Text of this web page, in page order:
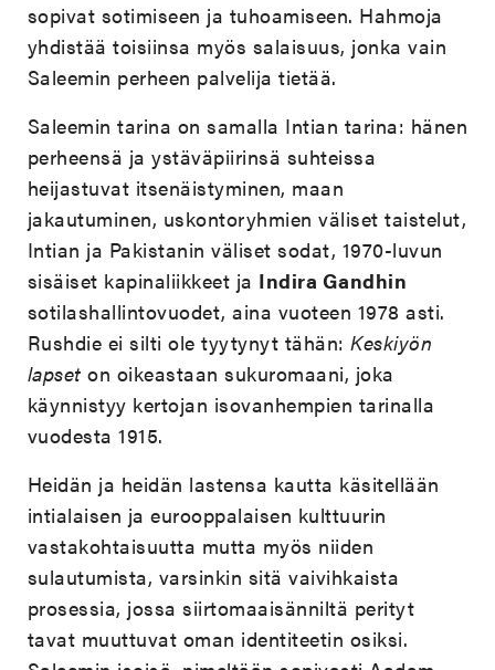
sopivat sotimiseen ja tuhoamiseen. Hahmoja
yhdistää toisiinsa myös salaisuus, jonka vain
Saleemin perheen palvelija tietää.
Saleemin tarina on samalla Intian tarina: hänen
perheensä ja ystäväpiirinsä suhteissa
heijastuvat itsenäistyminen, maan
jakautuminen, uskontoryhmien väliset taistelut,
Intian ja Pakistanin väliset sodat, 1970-luvun
sisäiset kapinaliikkeet ja Indira Gandhin
sotilashallintovuodet, aina vuoteen 1978 asti.
Rushdie ei silti ole tyytynyt tähän:Keskiyön
lapset on oikeastaan sukuromaani, joka
käynnistyy kertojan isovanhempien tarinalla
vuodesta 1915.
Heidän ja heidän lastensa kautta käsitellään
intialaisen ja eurooppalaisen kulttuurin
vastakohtaisuutta mutta myös niiden
sulautumista, varsinkin sitä vaivihkaista
prosessia, jossa siirtomaaisänniltä perityt
tavat muuttuvat oman identiteetin osiksi.